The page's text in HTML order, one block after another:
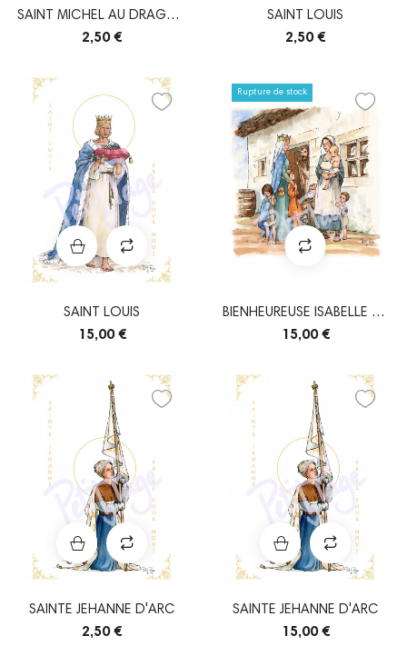
SAINT MICHEL AU DRAGON
- SOMBRE
2,50 €
SAINT LOUIS
2,50 €
SAINT LOUIS
15,00 €
Rupture de stock
BIENHEUREUSE ISABELLE DE
FRANCE
15,00 €
SAINTE JEHANNE D'ARC
2,50 €
SAINTE JEHANNE D'ARC
15,00 €